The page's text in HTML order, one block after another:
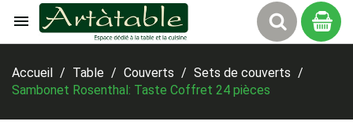

Accueil
Table Couverts
Sets de couverts
Sambonet Rosenthal: Taste Coffret 24 pièces